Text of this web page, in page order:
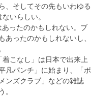
、そしてその先もいわゆる
いらしい。
ったのかもしれない。ブ
あったのかもしれないし、
こなし」は日本で出来上
凡パンチ」に始まり、「ポ
ンズクラブ」などの雑誌
。